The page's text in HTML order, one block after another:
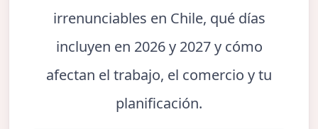
irrenunciables en Chile, qué días
incluyen en 2026 y 2027 y cómo
afectan el trabajo, el comercio y tu
planificación.